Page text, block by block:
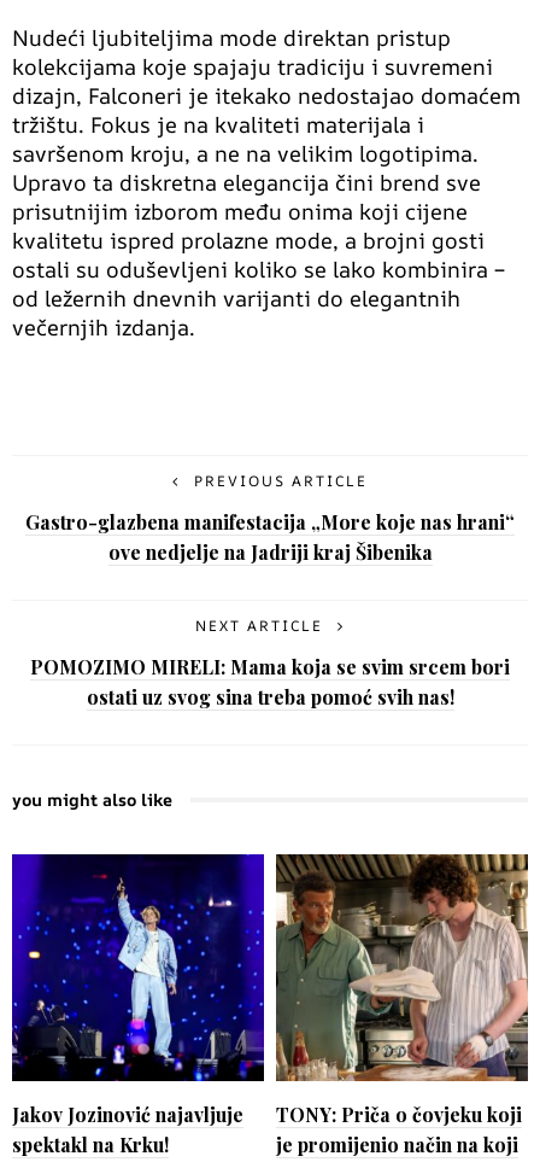
Nudeći ljubiteljima mode direktan pristup
kolekcijama koje spajaju tradiciju i suvremeni
dizajn, Falconeri je itekako nedostajao domaćem
tržištu. Fokus je na kvaliteti materijala i
savršenom kroju, a ne na velikim logotipima.
Upravo ta diskretna elegancija čini brend sve
prisutnijim izborom među onima koji cijene
kvalitetu ispred prolazne mode, a brojni gosti
ostali su oduševljeni koliko se lako kombinira –
od ležernih dnevnih varijanti do elegantnih
večernjih izdanja.
PREVIOUS ARTICLE
Gastro-glazbena manifestacija „More koje nas hrani“
ove nedjelje na Jadriji kraj Šibenika
NEXT ARTICLE
POMOZIMO MIRELI: Mama koja se svim srcem bori
ostati uz svog sina treba pomoć svih nas!
you might also like
Jakov Jozinović najavljuje
spektakl na Krku!
TONY: Priča o čovjeku koji
je promijenio način na koji